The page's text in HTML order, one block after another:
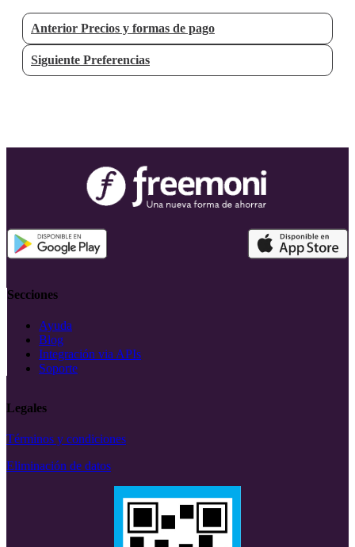
Anterior Precios y formas de pago
Siguiente Preferencias
Secciones
Ayuda
Blog
Integración via APIs
Soporte
Legales
Términos y condiciones
Eliminación de datos